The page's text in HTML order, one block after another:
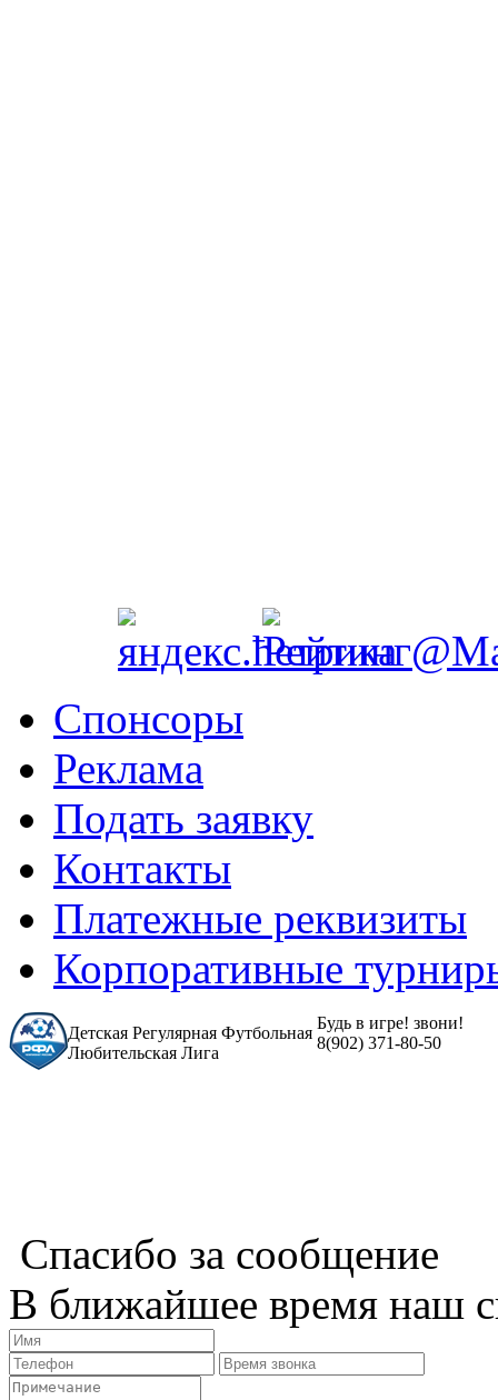
Спонсоры
Реклама
Подать заявку
Контакты
Платежные реквизиты
Корпоративные
Детская Регулярная Футбольная
Любительская Лига
Будь в игре! звони!
8(902) 371-80-50
Спасибо за сообщение
В ближайшее время наш